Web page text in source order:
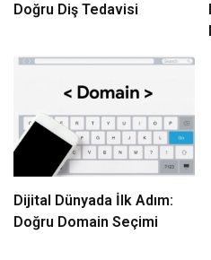
Doğru Diş Tedavisi
Dijital Dünyada İlk Adım:
Doğru Domain Seçimi